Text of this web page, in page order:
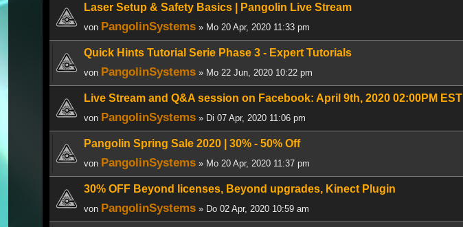
Laser Setup & Safety Basics | Pangolin Live Stream
von PangolinSystems » Mo 20 Apr, 2020 11:33 pm
Quick Hints Tutorial Serie Phase 3 - Expert Tutorials
von PangolinSystems » Mo 22 Jun, 2020 10:22 pm
Live Stream and Q&A session on Facebook: April 9th, 2020 02:00PM EST
von PangolinSystems » Di 07 Apr, 2020 11:06 pm
Pangolin Spring Sale 2020 | 30% - 50% Off
von PangolinSystems » Mo 20 Apr, 2020 11:37 pm
30% OFF Beyond licenses, Beyond upgrades, Kinect Plugin
von PangolinSystems » Do 02 Apr, 2020 10:59 am